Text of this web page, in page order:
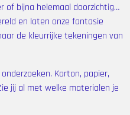
of bijna helemaal doorzichtig…
en laten onze fantasie
de kleurrijke tekeningen van
Karton, papier,
jij al met welke materialen je